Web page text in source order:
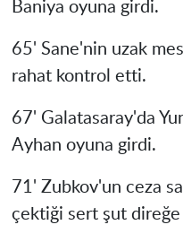
Baniya oyuna girdi.
65' Sane'nin uzak
rahat kontrol etti.
67' Galatasaray'da
Ayhan oyuna girdi.
71' Zubkov'un ceza
çektiği sert şut direğe